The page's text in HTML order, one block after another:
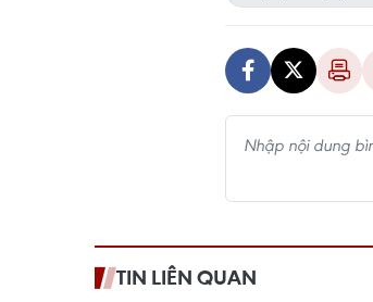
TIN LIÊN QUAN